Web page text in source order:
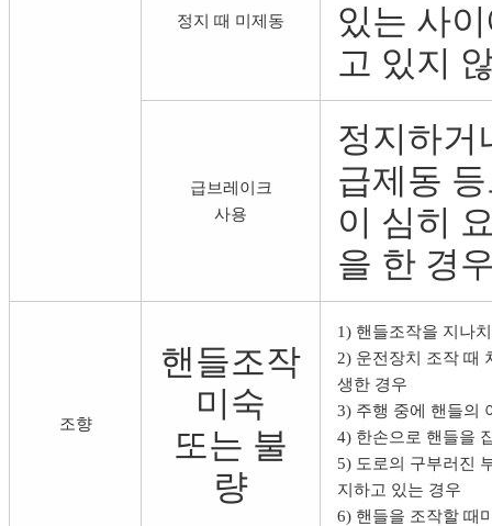
정지 때 미제동
있는 사
고 있지
급브레이크
사용
정지하거
급제동
이 심히
을 한 경
조향
핸들조작
미숙
또는 불
량
1) 핸들조작을 지나
2) 운전장치 조작 때
생한 경우
3) 주행 중에 핸들의
4) 한손으로 핸들을
5) 도로의 구부러진
지하고 있는 경우
6) 핸들을 조작할 때